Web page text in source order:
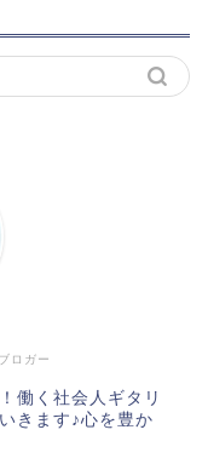
ロガー
働く社会人ギタリ
きます♪心を豊か